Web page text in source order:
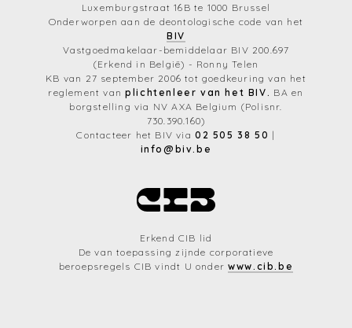
Luxemburgstraat 16B te 1000 Brussel
Onderworpen aan de deontologische code van het
BIV
Vastgoedmakelaar-bemiddelaar BIV 200.697
(Erkend in België) - Ronny Telen
KB van 27 september 2006 tot goedkeuring van het
reglement vanplichtenleer van het BIV. BA en
borgstelling via NV AXA Belgium (Polisnr.
730.390.160)
Contacteer het BIV via 02 505 38 50 |
info@biv.be
Erkend CIB lid
De van toepassing zijnde corporatieve
beroepsregels CIB vindt U onderwww.cib.be